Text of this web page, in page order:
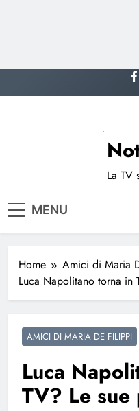
to
La TV
MENU
Home
Amici di Maria
Luca Napolitano torna in
AMICI DI MARIA DE FILIPPI
Luca
TV? Le sue